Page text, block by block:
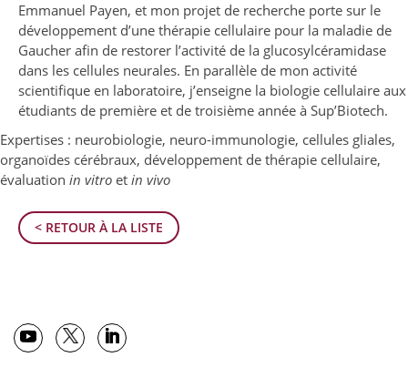
< RETOUR À LA LISTE
Emmanuel Payen, et mon projet de recherche porte sur le
développement d’une thérapie cellulaire pour la maladie de
Gaucher afin de restorer l’activité de la glucosylcéramidase
dans les cellules neurales. En parallèle de mon activité
scientifique en laboratoire, j’enseigne la biologie cellulaire aux
étudiants de première et de troisième année à Sup’Biotech.
Expertises : neurobiologie, neuro-immunologie, cellules gliales,
organoïdes cérébraux, développement de thérapie cellulaire,
évaluation in vitro et in vivo